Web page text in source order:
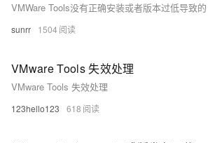
VMWare Tools没有正确安装或者版本过低导致的
sunrr 1504
VMware Tools 失效处理
VMware Tools 失效处理
123hello123 618